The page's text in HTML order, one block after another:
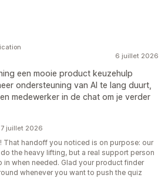
6 juillet 2026
een mooie product keuzehulp
ondersteuning van AI te lang duurt,
medewerker in de chat om je verder
7 juillet 2026
That handoff you noticed is on purpose: our
the heavy lifting, but a real support person
in when needed. Glad your product finder
whenever you want to push the quiz